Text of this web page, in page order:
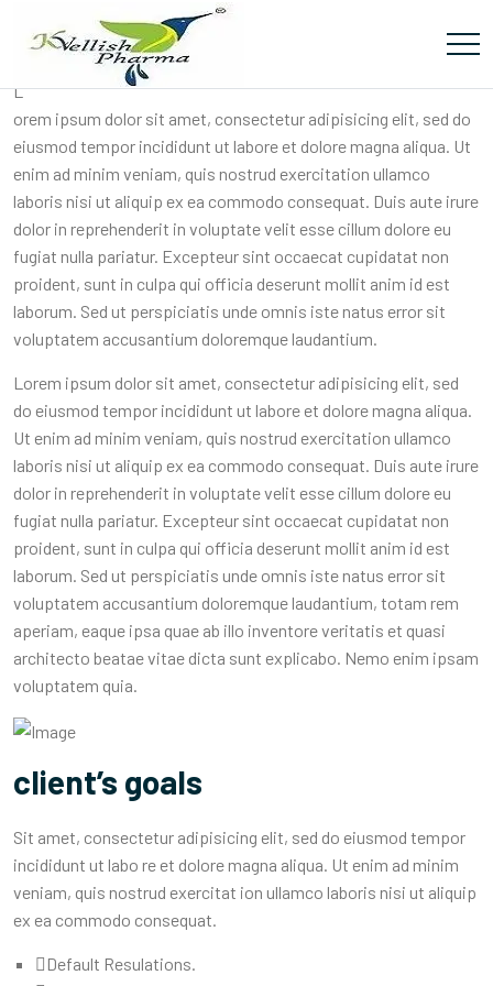
Hilix Compund Villa
L
orem ipsum dolor sit amet, consectetur adipisicing elit, sed do
eiusmod tempor incididunt ut labore et dolore magna aliqua. Ut
enim ad minim veniam, quis nostrud exercitation ullamco
laboris nisi ut aliquip ex ea commodo consequat. Duis aute irure
dolor in reprehenderit in voluptate velit esse cillum dolore eu
fugiat nulla pariatur. Excepteur sint occaecat cupidatat non
proident, sunt in culpa qui officia deserunt mollit anim id est
laborum. Sed ut perspiciatis unde omnis iste natus error sit
voluptatem accusantium doloremque laudantium.
Lorem ipsum dolor sit amet, consectetur adipisicing elit, sed
do eiusmod tempor incididunt ut labore et dolore magna aliqua.
Ut enim ad minim veniam, quis nostrud exercitation ullamco
laboris nisi ut aliquip ex ea commodo consequat. Duis aute irure
dolor in reprehenderit in voluptate velit esse cillum dolore eu
fugiat nulla pariatur. Excepteur sint occaecat cupidatat non
proident, sunt in culpa qui officia deserunt mollit anim id est
laborum. Sed ut perspiciatis unde omnis iste natus error sit
voluptatem accusantium doloremque laudantium, totam rem
aperiam, eaque ipsa quae ab illo inventore veritatis et quasi
architecto beatae vitae dicta sunt explicabo. Nemo enim ipsam
voluptatem quia.
client’s goals
Sit amet, consectetur adipisicing elit, sed do eiusmod tempor
incididunt ut labo re et dolore magna aliqua. Ut enim ad minim
veniam, quis nostrud exercitat ion ullamco laboris nisi ut aliquip
ex ea commodo consequat.
Default Resulations.